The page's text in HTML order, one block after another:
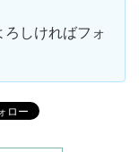
しければフォ